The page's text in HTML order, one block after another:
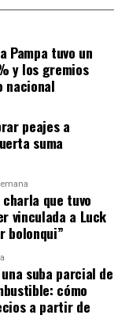
y estabilizar el
convenidos
Internacional
de combate
de la invasión
para redactar
Pampa tuvo un
y los gremios
nacional
peajes a
suma
que tuvo
vinculada a Luck
bolonqui”
suba parcial de
cómo
a partir de